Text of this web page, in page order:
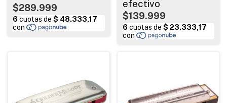
$289.999
$139.999